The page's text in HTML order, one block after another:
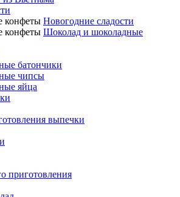
Новогодние сладости
Шоколад и шоколадные
батончики
чипсы
яйца
выпечки
приготовления